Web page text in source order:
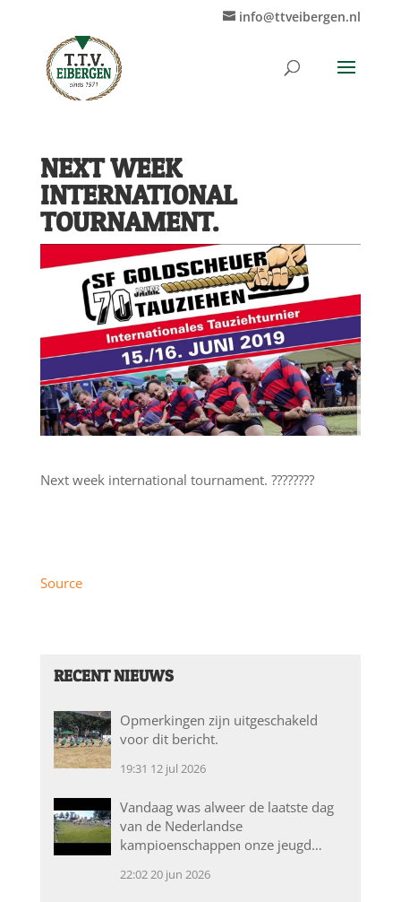
info@ttveibergen.nl
NEXT WEEK
INTERNATIONAL
TOURNAMENT.
Next week international tournament. ????????
Source
RECENT NIEUWS
Opmerkingen zijn uitgeschakeld
voor dit bericht.
19:31 12 jul 2026
Vandaag was alweer de laatste dag
van de Nederlandse
kampioenschappen onze jeugd…
22:0220 jun 2026